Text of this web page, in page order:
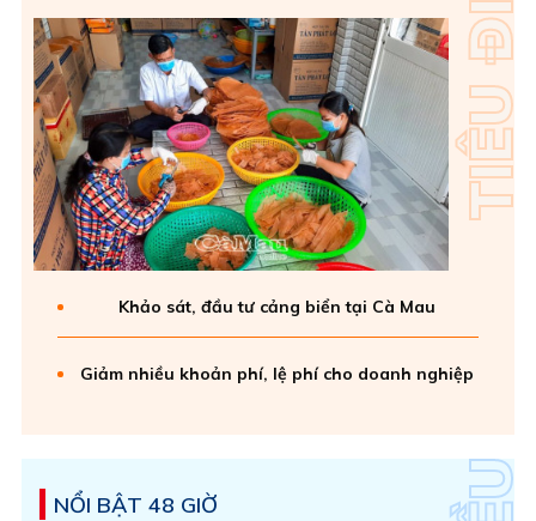
Khảo sát, đầu tư cảng biển tại Cà Mau
Giảm nhiều khoản phí, lệ phí cho doanh nghiệp
NỔI BẬT 48 GIỜ